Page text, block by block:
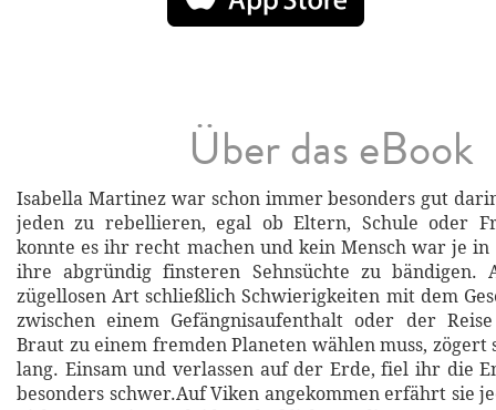
Über das eBook
Isabella Martinez war schon immer besonders gut
jeden zu rebellieren, egal ob Eltern, Schule oder
konnte es ihr recht machen und kein Mensch war je in
ihre abgründig finsteren Sehnsüchte zu
zügellosen Art schließlich Schwierigkeiten mit dem
zwischen einem Gefängnisaufenthalt oder der
Braut zu einem fremden Planeten wählen muss, zögert
lang. Einsam und verlassen auf der Erde, fiel ihr die
besonders schwer.Auf Viken angekommen erfährt sie